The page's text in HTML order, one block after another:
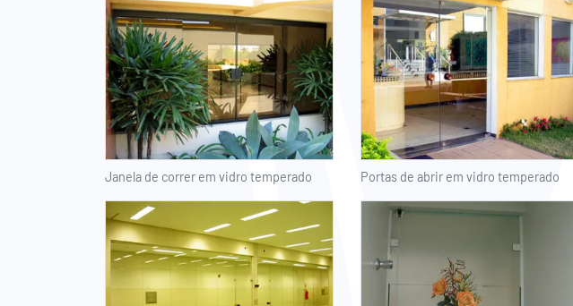
Janela de correr em vidro temperado Portas de abrir em vidro temperado